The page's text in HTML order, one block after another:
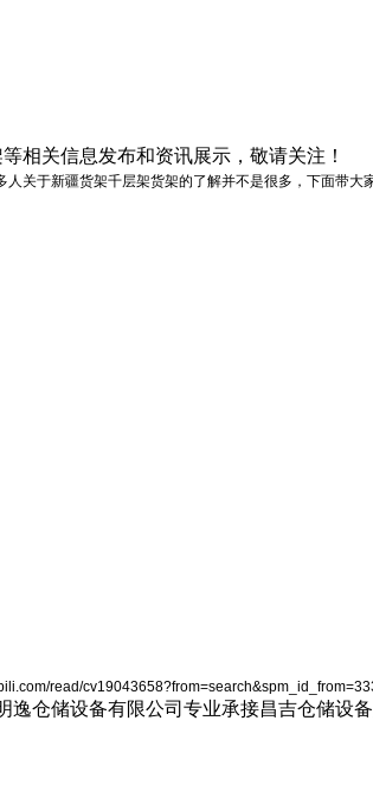
相关信息发布和资讯展示，敬请关注！
人关于新疆货架千层架货架的了解并不是很多，下面带大
read/
仓储设备有限公司专业承接昌吉仓储设